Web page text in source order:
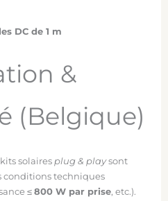
DC de 1 m
&
(Belgique)
kits solairesplug & playsont
conditions techniques
≤ 800 W par prise, etc.).